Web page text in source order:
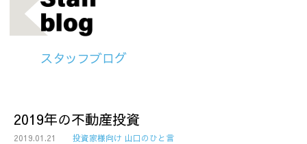
スタッフブログ
2019年の不動産投資
2019.01.21 投資家様向け 山口のひと言